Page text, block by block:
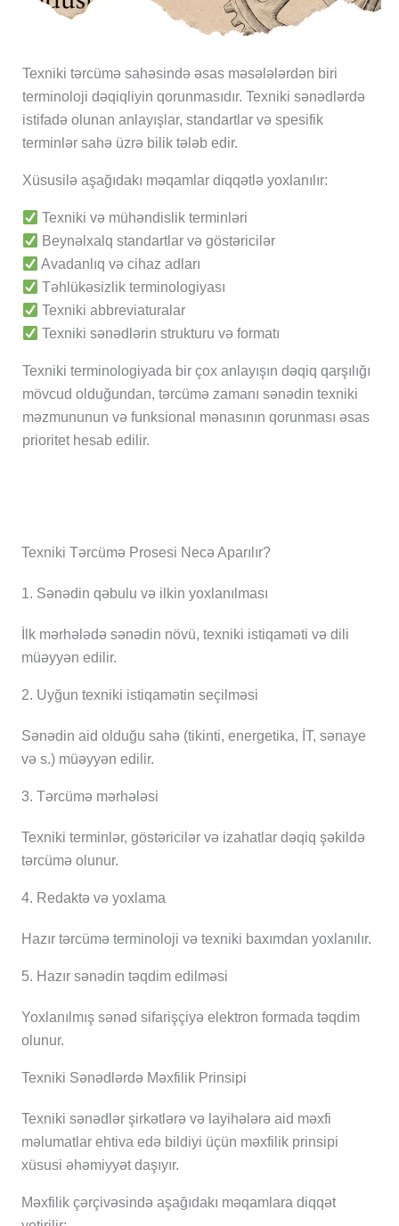
Texniki tərcümə sahəsində əsas məsələlərdən biri
terminoloji dəqiqliyin qorunmasıdır. Texniki sənədlərdə
istifadə olunan anlayışlar, standartlar və spesifik
terminlər sahə üzrə bilik tələb edir.
Xüsusilə aşağıdakı məqamlar diqqətlə yoxlanılır:
Texniki və mühəndislik terminləri
Beynəlxalq standartlar və göstəricilər
Avadanlıq və cihaz adları
Təhlükəsizlik terminologiyası
Texniki abbreviaturalar
Texniki sənədlərin strukturu və formatı
Texniki terminologiyada bir çox anlayışın dəqiq qarşılığı
mövcud olduğundan, tərcümə zamanı sənədin texniki
məzmununun və funksional mənasının qorunması əsas
prioritet hesab edilir.
Texniki Tərcümə Prosesi Necə Aparılır?
1. Sənədin qəbulu və ilkin yoxlanılması
İlk mərhələdə sənədin növü, texniki istiqaməti və dili
müəyyən edilir.
2. Uyğun texniki istiqamətin seçilməsi
Sənədin aid olduğu sahə (tikinti, energetika, İT, sənaye
və s.) müəyyən edilir.
3. Tərcümə mərhələsi
Texniki terminlər, göstəricilər və izahatlar dəqiq şəkildə
tərcümə olunur.
4. Redaktə və yoxlama
Hazır tərcümə terminoloji və texniki baxımdan yoxlanılır.
5. Hazır sənədin təqdim edilməsi
Yoxlanılmış sənəd sifarişçiyə elektron formada təqdim
olunur.
Texniki Sənədlərdə Məxfilik Prinsipi
Texniki sənədlər şirkətlərə və layihələrə aid məxfi
məlumatlar ehtiva edə bildiyi üçün məxfilik prinsipi
xüsusi əhəmiyyət daşıyır.
Məxfilik çərçivəsində aşağıdakı məqamlara diqqət